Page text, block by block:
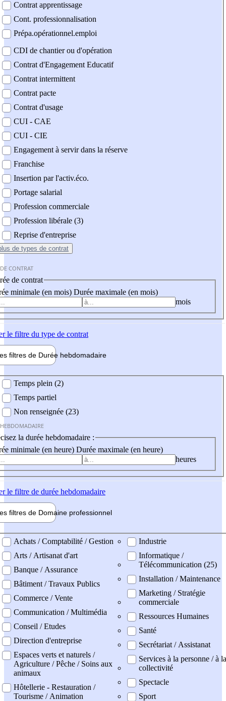
Contrat apprentissage
Cont. professionnalisation
Prépa.opérationnel.emploi
CDI de chantier ou d'opération
Contrat d'Engagement Educatif
Contrat intermittent
Contrat pacte
Contrat d'usage
CUI - CAE
CUI - CIE
Engagement à servir dans la réserve
Franchise
Insertion par l'activ.éco.
Portage salarial
Profession commerciale
Profession libérale (3)
Reprise d'entreprise
de types de contrat
CONTRAT
de contrat
minimale (en mois) Durée maximale (en mois)
mois
le filtre du type de contrat
filtres de Durée hebdomadaire
Temps plein (2)
Temps partiel
Non renseignée (23)
la durée hebdomadaire :
minimale (en heure) Durée maximale (en heure)
heures
le filtre de durée hebdomadaire
filtres de Domaine professionnel
professionel
Achats / Comptabilité / Gestion
Arts / Artisanat d'art
Banque / Assurance
Bâtiment / Travaux Publics
Commerce / Vente
Communication / Multimédia
Conseil / Etudes
Direction d'entreprise
Espaces verts et naturels /
Agriculture / Pêche / Soins aux
animaux
Hôtellerie - Restauration /
Tourisme / Animation
Industrie
Informatique /
Télécommunication (25)
Installation / Maintenance
Marketing / Stratégie
commerciale
Ressources Humaines
Santé
Secrétariat / Assistanat
Services à la personne / à la
collectivité
Spectacle
Sport